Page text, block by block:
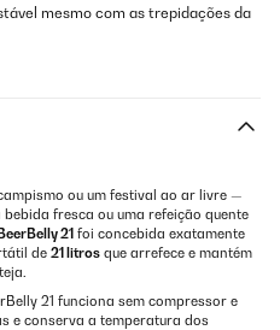
mesmo com as trepidações da
ou um festival ao ar livre —
bebida fresca ou uma refeição quente
21 foi concebida exatamente
de 21 litros que arrefece e mantém
21 funciona sem compressor e
e conserva a temperatura dos